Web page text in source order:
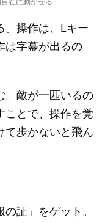
操作は、Lキー
は字幕が出るの
敵が一匹いるの
ことで、操作を覚
て歩かないと飛ん
証」をゲット。